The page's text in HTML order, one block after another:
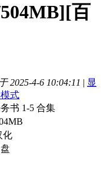
百
2025-4-6 10:04:11 | 显
式
书 1-5 合集
化